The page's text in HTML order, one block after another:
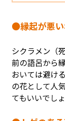
●縁起が悪
シクラメン（
前の語呂から
おいては避け
の花として人
てもいいでしょ